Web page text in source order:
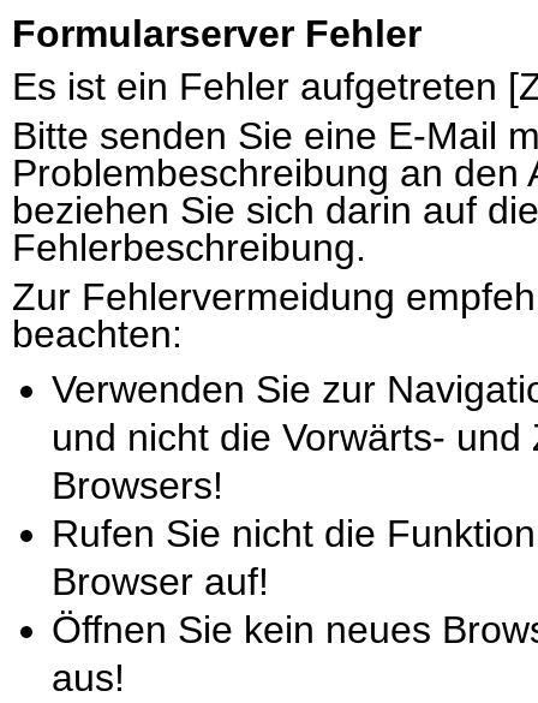
Formularserver Fehler
Es ist ein Fehler aufgetreten
Bitte senden Sie eine E-Mail
Problembeschreibung an
beziehen Sie sich darin auf
Fehlerbeschreibung.
Zur Fehlervermeidung
beachten:
Verwenden Sie zur
und nicht die Vorwärts-
Browsers!
Rufen Sie nicht die
Browser auf!
Öffnen Sie kein neues
aus!